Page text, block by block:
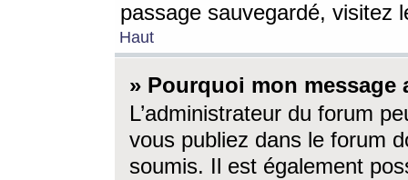
passage sauvegardé, visitez
Haut
» Pourquoi mon message
L’administrateur du forum
vous publiez dans le forum
soumis. Il est également